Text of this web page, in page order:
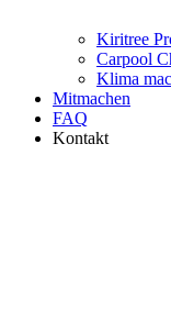
Kiritree
Carpool
Klima
Mitmachen
FAQ
Kontakt